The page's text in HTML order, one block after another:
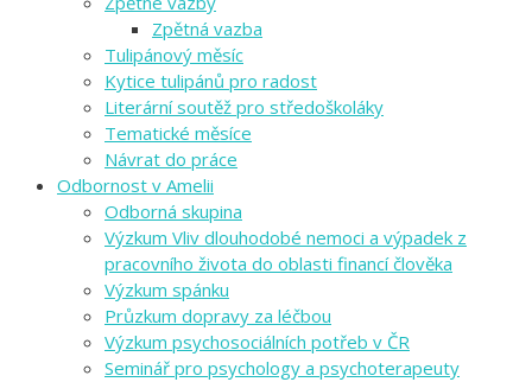
Zpětná vazba
Tulipánový měsíc
Kytice tulipánů pro radost
Literární soutěž pro středoškoláky
Tematické měsíce
Návrat do práce
Odbornost v Amelii
Odborná skupina
Výzkum Vliv dlouhodobé nemoci a výpadek z
pracovního života do oblasti financí člověka
Výzkum spánku
Průzkum dopravy za léčbou
Výzkum psychosociálních potřeb v ČR
Seminář pro psychology a psychoterapeuty